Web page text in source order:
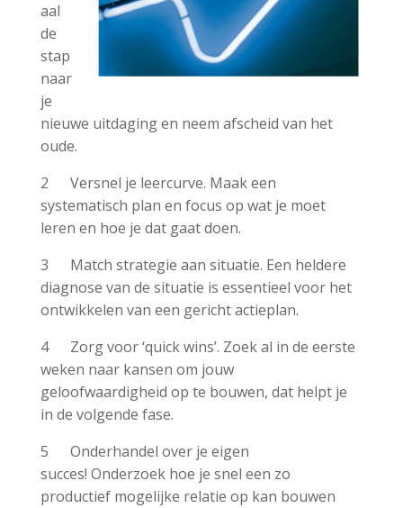
aal
de
stap
naar
je
nieuwe uitdaging en neem afscheid van het
oude.
2 Versnel je leercurve. Maak een
systematisch plan en focus op wat je moet
leren en hoe je dat gaat doen.
3 Match strategie aan situatie. Een heldere
diagnose van de situatie is essentieel voor het
ontwikkelen van een gericht actieplan.
4 Zorg voor ‘quick wins’. Zoek al in de eerste
weken naar kansen om jouw
geloofwaardigheid op te bouwen, dat helpt je
in de volgende fase.
5 Onderhandel over je eigen
succes! Onderzoek hoe je snel een zo
productief mogelijke relatie op kan bouwen